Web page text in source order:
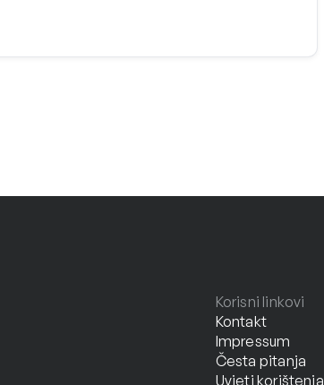
Korisni linkovi
Kontakt
Impressum
Česta pitanja
Uvjeti korištenja